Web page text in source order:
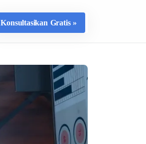
Konsultasikan Gratis »